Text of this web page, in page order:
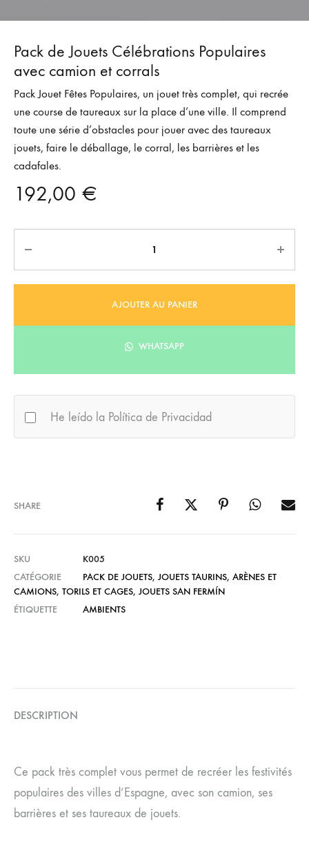
Pack de Jouets Célébrations Populaires
avec camion et corrals
Pack Jouet Fêtes Populaires, un jouet très complet, qui recrée
une course de taureaux sur la place d’une ville. Il comprend
toute une série d’obstacles pour jouer avec des taureaux
jouets, faire le déballage, le corral, les barrières et les
cadafales.
192,00 €
AJOUTER AU PANIER
WHATSAPP
He leído la Política de Privacidad
SHARE
SKU
K005
CATÉGORIE
PACK DE JOUETS, JOUETS TAURINS, ARÈNES ET
CAMIONS, TORILS ET CAGES, JOUETS SAN FERMÍN
ÉTIQUETTE
AMBIENTS
DESCRIPTION
Ce pack très complet vous permet de recréer les festivités
populaires des villes d’Espagne, avec son camion, ses
barrières et ses taureaux de jouets.